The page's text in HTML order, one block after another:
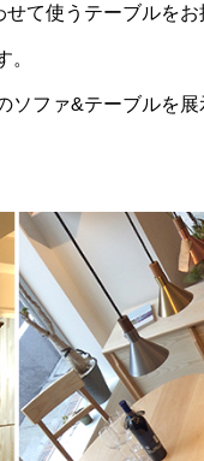
て使うテーブルをお
ファ&テーブルを